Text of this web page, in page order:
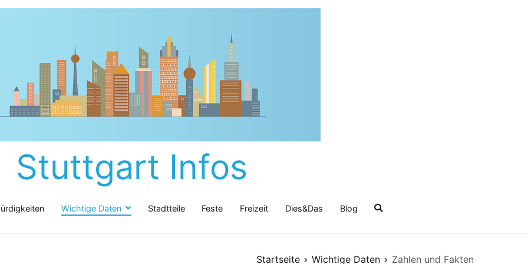
Stuttgart Infos
Wichtige Daten Stadtteile Feste Freizeit Dies&Das Blog
Startseite Wichtige Daten Zahlen und Fakten